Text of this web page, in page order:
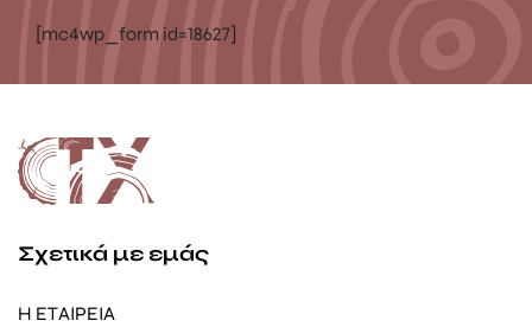
[mc4wp_form id=18627]
Σχετικά με εμάς
Η ΕΤΑΙΡΕΙΑ